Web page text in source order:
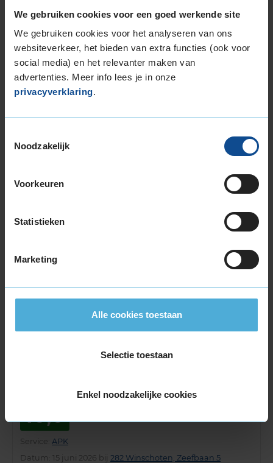
We gebruiken cookies voor een goed werkende site
We gebruiken cookies voor het analyseren van ons
websiteverkeer, het bieden van extra functies (ook voor
social media) en het relevanter maken van
advertenties. Meer info lees je in onze
privacyverklaring.
Noodzakelijk
Voorkeuren
Statistieken
Marketing
Alle cookies toestaan
Selectie toestaan
Enkel noodzakelijke cookies
9,0
Service
APK
Service:APK
Tijdens de APK Controle waren ze heel professioneel bezig
en ging best snel ook qua mijn verwachting. Gelukkig ook
10,0
Erg vriendelijk, behulpzaam en meedenkend
10,0
Service APK
Datum : 15 juni 2026 bij 282 Winschoten, Zeefbaan 5